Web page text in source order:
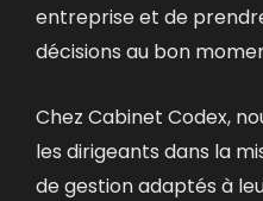
entreprise et de
décisions au bon
Chez Cabinet Codex,
les dirigeants dans la
de gestion adaptés à